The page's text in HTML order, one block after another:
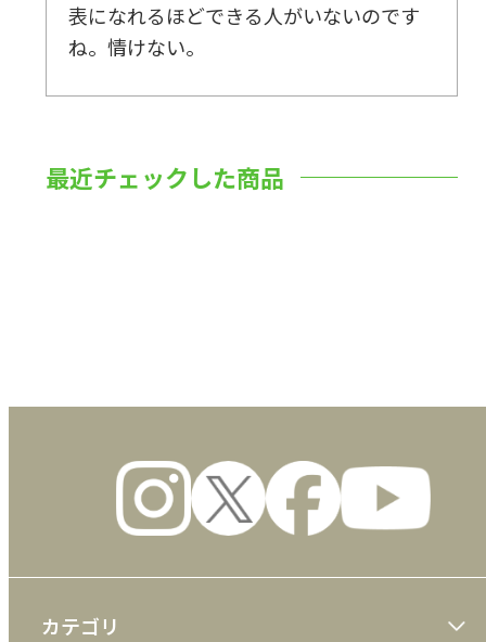
表になれるほどできる人がいないのです
ね。情けない。
最近チェックした商品
カテゴリ